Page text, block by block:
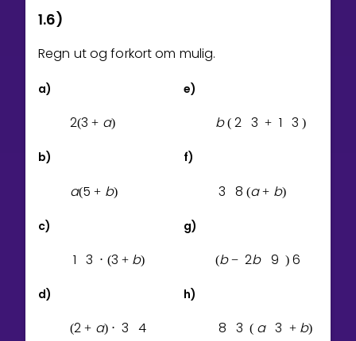
1.6)
Regn ut og forkort om mulig.
a)
2(3 + a)
b)
a(5 + b)
c)
1 3 ⋅ (3 + b)
d)
(2 + a) ⋅ 3 4
e)
b ( 2 3 + 1 3 )
f)
3 8 (a + b)
g)
(b − 2b 9 ) 6
h)
8 3 ( a 3 + b)